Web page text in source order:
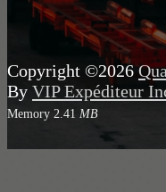
Copyright ©2026
By VIP Expéditeur
Memory 2.41 MB